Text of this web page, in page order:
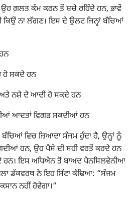
ਗ਼ਲਤ ਕੰਮ ਕਰਨ ਤੋਂ ਬਚੇ ਰਹਿੰਦੇ ਹਨ, ਭਾਵੇਂ
ਨਾ ਲੱਗਣ। ਇਸ ਦੇ ਉਲਟ ਜਿਨ੍ਹਾਂ ਬੱਚਿਆਂ
ਹੋ ਸਕਦੇ ਹਨ
ਅਤੇ ਨਸ਼ੇ ਦੇ ਆਦੀ ਹੋ ਸਕਦੇ ਹਨ
ਆਦਤਾਂ ਵਿਗੜ ਸਕਦੀਆਂ ਹਨ
ਵਿਚ ਜ਼ਿਆਦਾ ਸੰਜਮ ਹੁੰਦਾ ਹੈ, ਉਨ੍ਹਾਂ ਨੂੰ
ਹਨ, ਉਹ ਪੈਸੇ ਦੀ ਸਹੀ ਵਰਤੋਂ ਕਰਦੇ ਹਨ
ਹਨ। ਇਸ ਅਧਿਐਨ ਤੋਂ ਬਾਅਦ ਪੈਨਸਿਲਵੇਨੀਆ
ਡੱਕਵਰਥ ਨੇ ਇਹ ਸਿੱਟਾ ਕੱਢਿਆ: “ਸੰਜਮ
ਨਹੀਂ ਹੋਵੇਗਾ।”